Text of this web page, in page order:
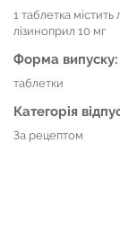
1 таблетка
лізиноприл 10 мг
Форма випуску:
таблетки
Категорія
За рецептом